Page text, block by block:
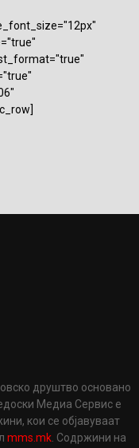
друштво основано
Медиа Сервис е
кои се објавуваат
mms.mk . Содржини на